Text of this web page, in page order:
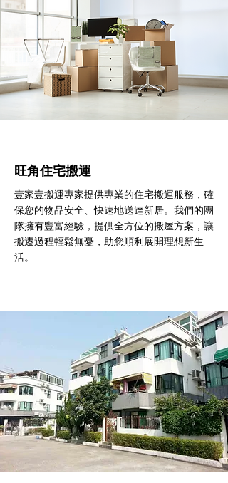
旺角住宅搬運
壹家壹搬運專家提供專業的住宅搬運服務，確
保您的物品安全、快速地送達新居。我們的團
隊擁有豐富經驗，提供全方位的搬屋方案，讓
搬遷過程輕鬆無憂，助您順利展開理想新生
活。